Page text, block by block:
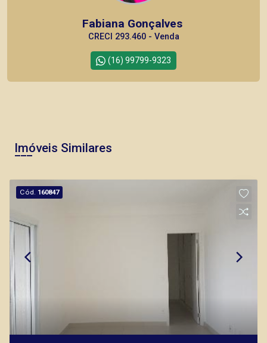
Fabiana Gonçalves
CRECI 293.460 - Venda
(16) 99799-9323
Imóveis Similares
Cód. 160847